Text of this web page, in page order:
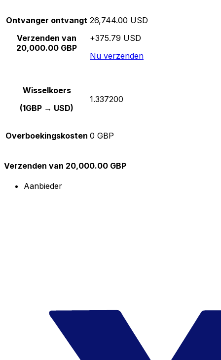
Ontvanger ontvangt
Verzenden van
20,000.00 GBP
26,744.00 USD
+375.79 USD
Nu verzenden
Wisselkoers
(1GBP → USD)
1.337200
Overboekingskosten 0 GBP
Verzenden van 20,000.00 GBP
Aanbieder